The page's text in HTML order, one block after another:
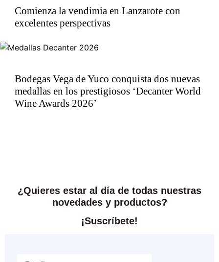
Comienza la vendimia en Lanzarote con
excelentes perspectivas
Bodegas Vega de Yuco conquista dos nuevas
medallas en los prestigiosos ‘Decanter World
Wine Awards 2026’
¿Quieres estar al día de todas nuestras
novedades y productos?
¡Suscríbete!